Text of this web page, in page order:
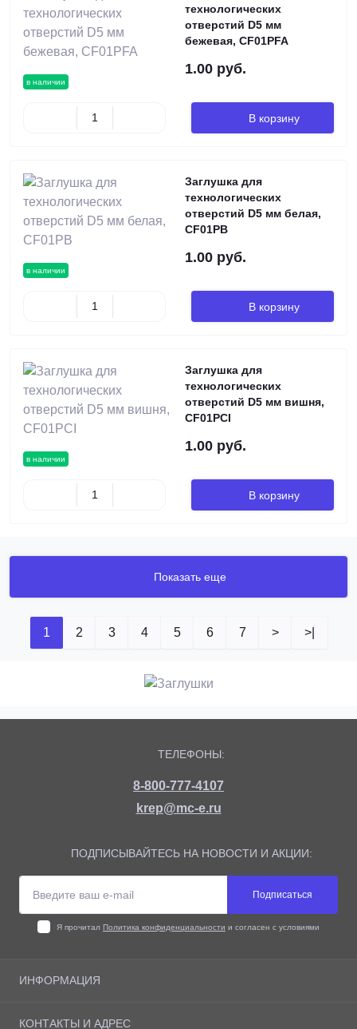
в наличии
технологических
отверстий D5 мм
бежевая, CF01PFA
1.00 руб.
В корзину
в наличии
Заглушка для
технологических
отверстий D5 мм белая,
CF01PB
1.00 руб.
В корзину
в наличии
Заглушка для
технологических
отверстий D5 мм вишня,
CF01PCI
1.00 руб.
В корзину
Показать еще
1 2 3 4 5 6 7 > >|
ТЕЛЕФОНЫ:
8-800-777-4107
krep@mc-e.ru
ПОДПИСЫВАЙТЕСЬ НА НОВОСТИ И АКЦИИ:
Подписаться
Я прочитал Политика конфиденциальности и согласен с условиями
ИНФОРМАЦИЯ
КОНТАКТЫ И АДРЕС